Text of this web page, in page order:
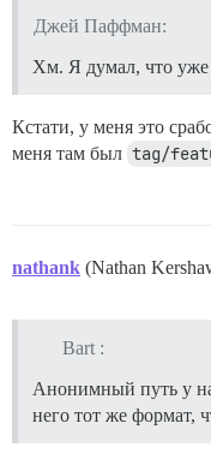
Джей Паффман:
Хм. Я думал, что уже
Кстати, у меня это
меня там был tag/
nathank (Nathan
Bart :
Анонимный путь у
него тот же формат,